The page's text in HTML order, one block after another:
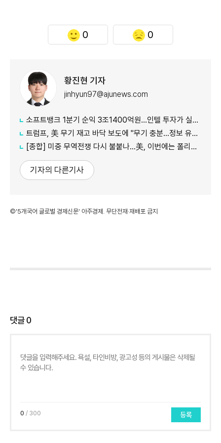
0 0
황진현 기자
jinhyun97@ajunews.com
소프트뱅크 1분기 순익 3조1400억원…인텔 투자가 실적 견인
트럼프, 美 무기 재고 바닥 보도에 "무기 충분…정보 유출자에 장기형"
[종합] 미중 무역전쟁 다시 불붙나…美, 이번에는 폴리실리콘 관세 15% 추진
기자의 다른기사
©'5개국어 글로벌 경제신문' 아주경제. 무단전재·재배포 금지
댓글0
0 / 300 등록